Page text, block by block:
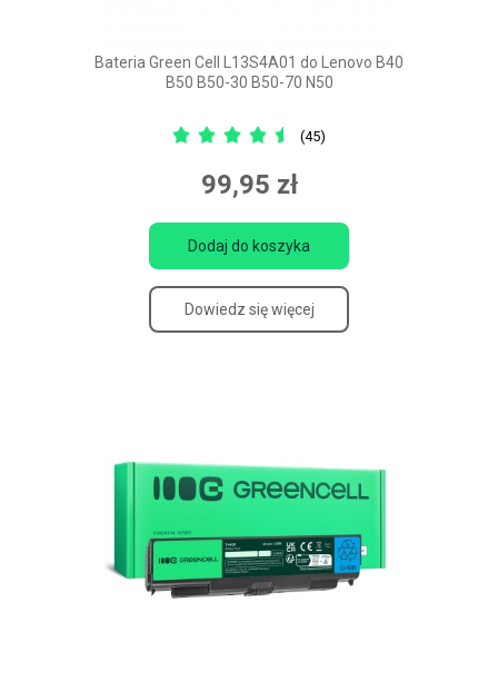
Bateria Green Cell L13S4A01 do Lenovo B40
B50 B50-30 B50-70 N50
(45)
99,95 zł
Dodaj do koszyka
Dowiedz się więcej